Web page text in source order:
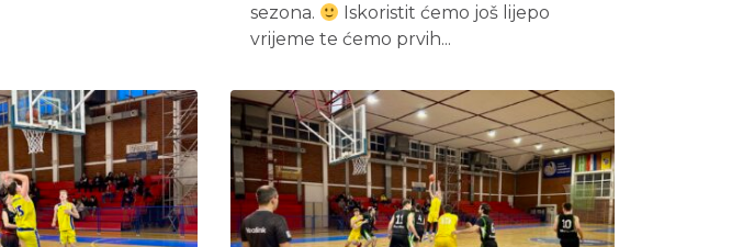
sezona.
Iskoristit ćemo još lijepo
vrijeme te ćemo prvih...